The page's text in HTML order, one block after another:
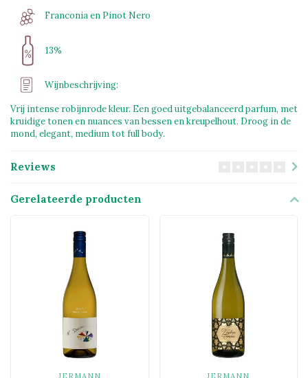
Franconia en Pinot Nero
13%
Wijnbeschrijving:
Vrij intense robijnrode kleur. Een goed uitgebalanceerd parfum, met
kruidige tonen en nuances van bessen en kreupelhout. Droog in de
mond, elegant, medium tot full body.
Reviews
Gerelateerde producten
JERMANN JERMANN